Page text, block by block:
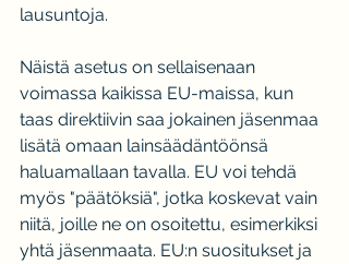
lausuntoja.
Näistä asetus on sellaisenaan
voimassa kaikissa EU-maissa, kun
taas direktiivin saa jokainen jäsenmaa
lisätä omaan lainsäädäntöönsä
haluamallaan tavalla. EU voi tehdä
myös "päätöksiä", jotka koskevat vain
niitä, joille ne on osoitettu, esimerkiksi
yhtä jäsenmaata. EU:n suositukset ja